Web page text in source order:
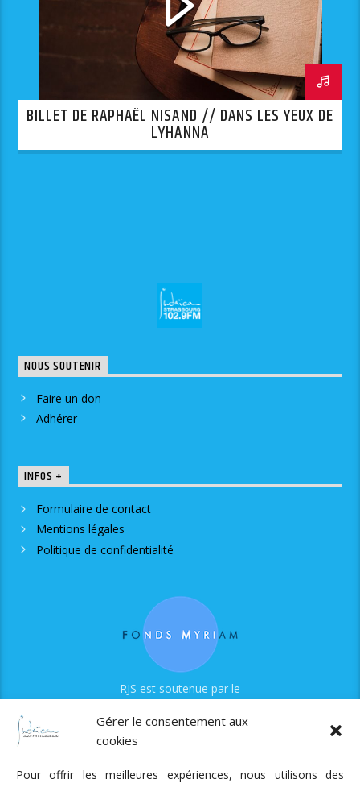
Gérer le consentement aux
cookies
Pour offrir les meilleures expériences, nous utilisons des
BILLET DE RAPHAËL NISAND // DANS LES YEUX DE
LYHANNA
NOUS SOUTENIR
Faire un don
Adhérer
INFOS +
Formulaire de contact
Mentions légales
Politique de confidentialité
RJS est soutenue par le